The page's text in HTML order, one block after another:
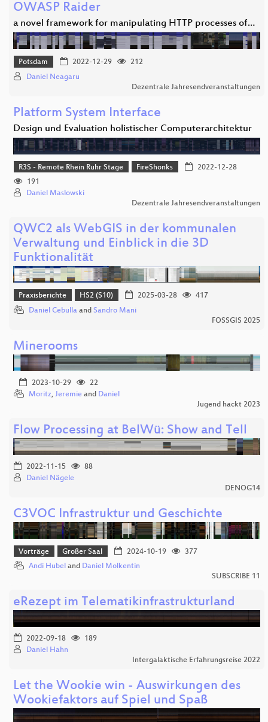
OWASP Raider
a novel framework for manipulating HTTP processes of…
Potsdam 2022-12-29
212
Daniel Neagaru
Dezentrale Jahresendveranstaltungen
Platform System Interface
Design und Evaluation holistischer Computerarchitektur
R3S - Remote Rhein Ruhr Stage FireShonks
2022-12-28
191
Daniel Maslowski
Dezentrale Jahresendveranstaltungen
QWC2 als WebGIS in der kommunalen
Verwaltung und Einblick in die 3D
Funktionalität
Praxisberichte HS2 (S10) 2025-03-28
417
Daniel Cebulla and Sandro Mani
FOSSGIS 2025
Minerooms
2023-10-29
22
Moritz, Jeremie and Daniel
Jugend hackt 2023
Flow Processing at BelWü: Show and Tell
2022-11-15
88
Daniel Nägele
DENOG14
C3VOC Infrastruktur und Geschichte
Vorträge Großer Saal 2024-10-19
377
Andi Hubel and Daniel Molkentin
SUBSCRIBE 11
eRezept im Telematikinfrastrukturland
2022-09-18
189
Daniel Hahn
Intergalaktische Erfahrungsreise 2022
Let the Wookie win - Auswirkungen des
Wookiefaktors auf Spiel und Spaß